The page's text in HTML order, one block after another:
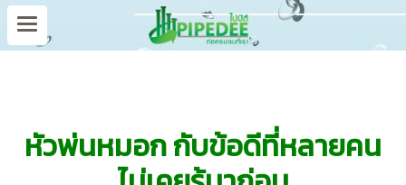
หัวพ่นหมอก กับข้อดีที่หลายคน